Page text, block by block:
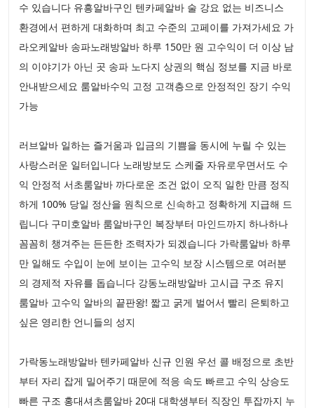
수 있습니다 유흥알바구인 텐카페알바 술 강요 없는 비즈니스
환경에서 편하게 대화하며 최고 수준의 고페이를 가져가세요 가
라오케알바 송파노래방알바 하루 150만 원 고수익이 더 이상 남
의 이야기가 아닌 곳 송파 노다지 상권의 핵심 정보를 지금 바로
안내받으세요 룸알바수익 고정 고객층으로 안정적인 장기 수익
가능
러브알바 일하는 즐거움과 입금의 기쁨을 동시에 누릴 수 있는
사랑스러운 일터입니다 노래방보도 스케줄 자유로우면서도 수
익 안정적 서초룸알바 까다로운 조건 없이 오직 일한 만큼 정직
하게 100% 당일 정산을 원칙으로 신속하고 정확하게 지급해 드
립니다 구미호알바 룸알바구인 복장부터 마인드까지 하나하나
꼼꼼히 챙겨주는 든든한 조력자가 되겠습니다 가락룸알바 하루
만 일해도 수입이 눈에 보이는 고수익 보장 시스템으로 여러분
의 경제적 자유를 돕습니다 강동노래방알바 고시급 구조 유지
룸알바 고수익 알바의 끝판왕! 짧고 굵게 벌어서 빨리 은퇴하고
싶은 영리한 언니들의 성지
가락동노래방알바 텐카페알바 신규 인원 우선 콜 배정으로 초반
부터 자리 잡게 밀어주기 때문에 적응 속도 빠르고 수익 상승도
빠른 구조 홍대셔츠룸알바 20대 대학생부터 직장인 투잡까지 누